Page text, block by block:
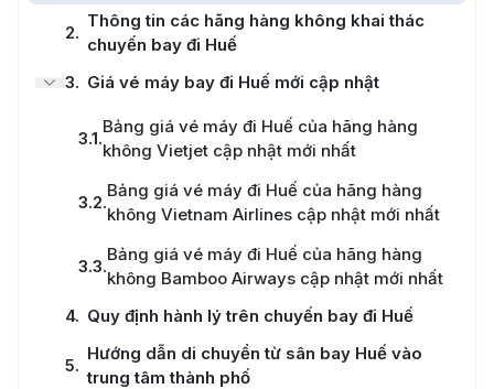
2.
Thông tin các hãng hàng không khai thác
chuyến bay đi Huế
3. Giá vé máy bay đi Huế mới cập nhật
3.1.
Bảng giá vé máy đi Huế của hãng hàng
không Vietjet cập nhật mới nhất
3.2.
Bảng giá vé máy đi Huế của hãng hàng
không Vietnam Airlines cập nhật mới nhất
3.3.
Bảng giá vé máy đi Huế của hãng hàng
không Bamboo Airways cập nhật mới nhất
4. Quy định hành lý trên chuyến bay đi Huế
5.
Hướng dẫn di chuyển từ sân bay Huế vào
trung tâm thành phố